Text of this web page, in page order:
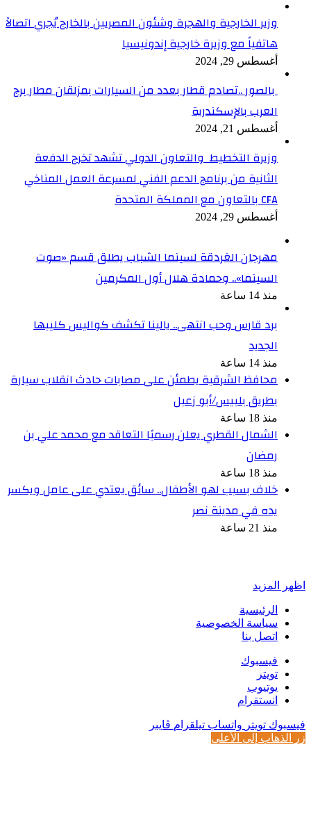
وزير الخارجية والهجرة وشئون المصريين بالخارج يُجري اتصالاً
هاتفياً مع وزيرة خارجية إندونيسيا
أغسطس 29, 2024
بالصور ..تصادم قطار بعدد من السيارات بمزلقان مطار برج
العرب بالإسكندرية
أغسطس 21, 2024
وزيرة التخطيط والتعاون الدولي تشهد تخرج الدفعة
الثانية من برنامج الدعم الفني لمسرعة العمل المناخي
CFA بالتعاون مع المملكة المتحدة
أغسطس 29, 2024
مهرجان الغردقة لسينما الشباب يطلق قسم «صوت
السينما».. وحمادة هلال أول المكرمين
منذ 14 ساعة
برد قارس وحب انتهى.. يالينا تكشف كواليس كليبها
الجديد
منذ 14 ساعة
محافظ الشرقية يطمئن على مصابات حادث انقلاب سيارة
بطريق بلبيس/أبو زعبل
منذ 18 ساعة
الشمال القطري يعلن رسميًا التعاقد مع محمد علي بن
رمضان
منذ 18 ساعة
خلاف بسبب لهو الأطفال.. سائق يعتدي على عامل ويكسر
يده في مدينة نصر
منذ 21 ساعة
اظهر المزيد
الرئيسية
سياسة الخصوصية
اتصل بنا
فيسبوك
تويتر
يوتيوب
انستقرام
فيسبوك تويتر واتساب تيلقرام ڤايبر
زر الذهاب إلى الأعلى